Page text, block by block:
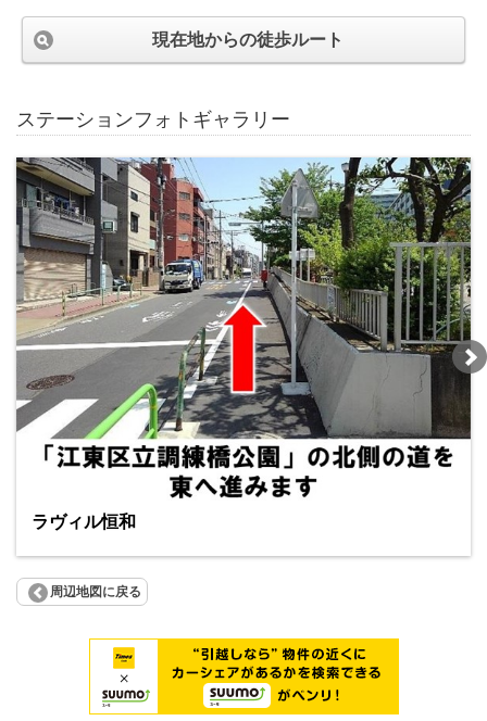
現在地からの徒歩ルート
ステーションフォトギャラリー
ラヴィル恒和
周辺地図に戻る